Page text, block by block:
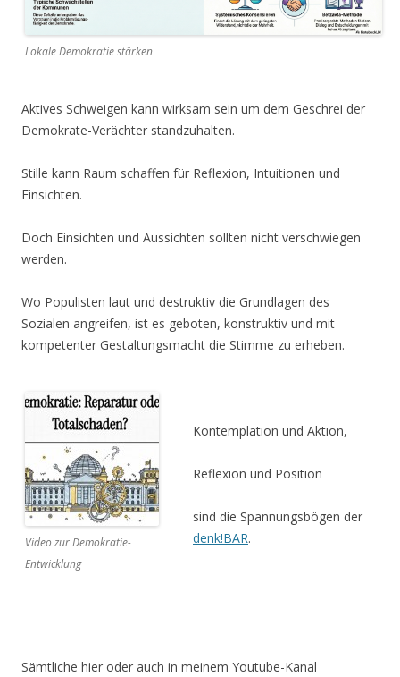
Lokale Demokratie stärken
Aktives Schweigen kann wirksam sein um dem Geschrei der
Demokrate-Verächter standzuhalten.
Stille kann Raum schaffen für Reflexion, Intuitionen und
Einsichten.
Doch Einsichten und Aussichten sollten nicht verschwiegen
werden.
Wo Populisten laut und destruktiv die Grundlagen des
Sozialen angreifen, ist es geboten, konstruktiv und mit
kompetenter Gestaltungsmacht die Stimme zu erheben.
Video zur Demokratie-
Entwicklung
Kontemplation und Aktion,
Reflexion und Position
sind die Spannungsbögen der
denk!BAR.
Sämtliche hier oder auch in meinem Youtube-Kanal